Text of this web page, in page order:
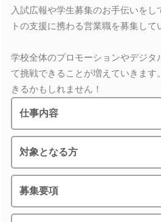
入試広報や学生募集のお手伝いを
トの支援に携わる営業職を募集して
学校全体のプロモーションやデジタ
て挑戦できることが増えていきます
きるかもしれません！
仕事内容
対象となる方
募集要項